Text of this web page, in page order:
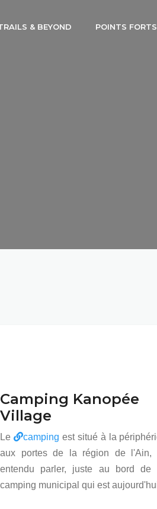
& BEYOND POINTS FORTS
Camping Kanopée
Village
Le camping est situé à la
aux portes de la région de l'Ain,
entendu parler, juste au bord
camping municipal qui est